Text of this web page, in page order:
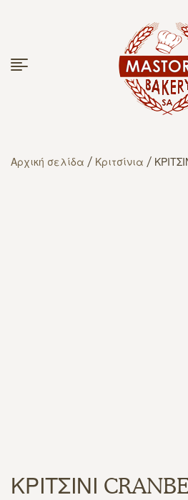
Αρχική σελίδα / Κριτσίνια /
ΚΡΙΤΣΙΝΙ